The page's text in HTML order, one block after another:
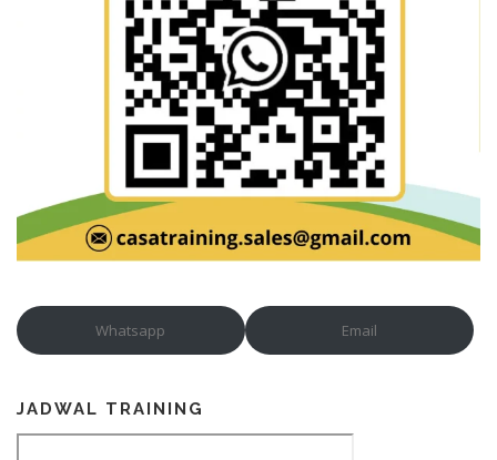
Whatsapp Email
JADWAL TRAINING